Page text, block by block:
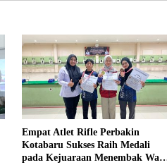
Empat Atlet Rifle Perbakin
Kotabaru Sukses Raih Medali
pada Kejuaraan Menembak Wali